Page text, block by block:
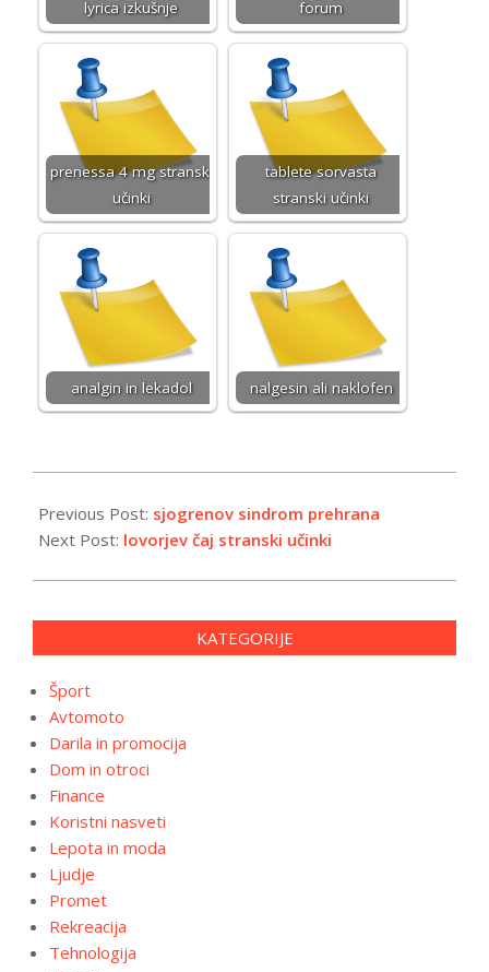
lyrica izkušnje
forum
prenessa 4 mg stranski
učinki
tablete sorvasta
stranski učinki
analgin in lekadol nalgesin ali naklofen
01-
14
Previous Post: sjogrenov sindrom prehrana
Next Post: lovorjev čaj stranski učinki
KATEGORIJE
Šport
Avtomoto
Darila in promocija
Dom in otroci
Finance
Koristni nasveti
Lepota in moda
Ljudje
Promet
Rekreacija
Tehnologija